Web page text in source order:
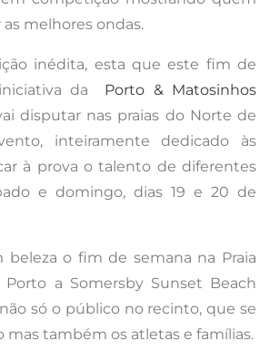
melhores ondas.
inédita, esta que este fim de
da
Porto & Matosinhos
disputar nas praias do Norte de
inteiramente dedicado às
à prova o talento de diferentes
e domingo, dias 19 e 20 de
beleza o fim de semana na Praia
a Somersby Sunset Beach
só o público no recinto, que se
mas também os atletas e famílias.